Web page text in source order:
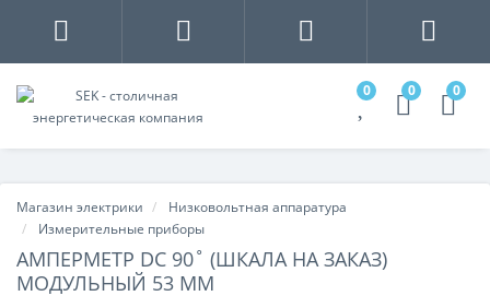
0 0 0
Магазин электрики
Низковольтная аппаратура
Измерительные приборы
АМПЕРМЕТР DC 90˚ (ШКАЛА НА ЗАКАЗ)
МОДУЛЬНЫЙ 53 ММ